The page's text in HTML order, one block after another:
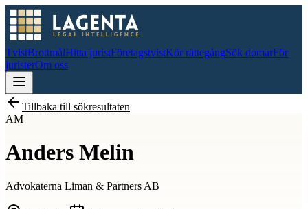
TvistBrottmålHitta juristFöretagstvistKör rättegångSök domarFör
juristerOm oss
Tillbaka till sökresultaten
AM
Anders Melin
Advokaterna Liman & Partners AB